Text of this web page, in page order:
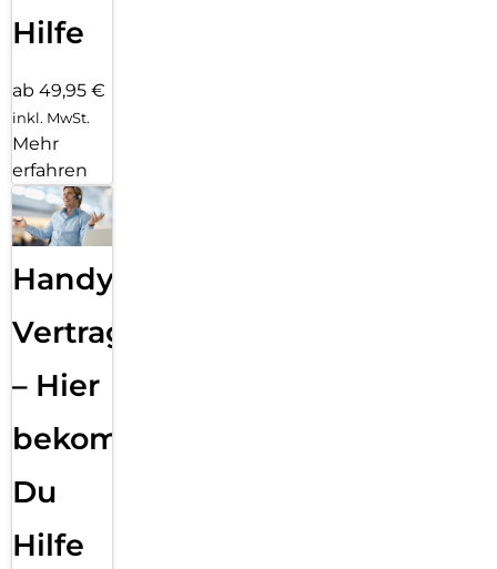
Hilfe
ab 49,95 €
inkl. MwSt.
Mehr
erfahren
Handy
Vertragsabwicklung
– Hier
bekommst
Du
Hilfe